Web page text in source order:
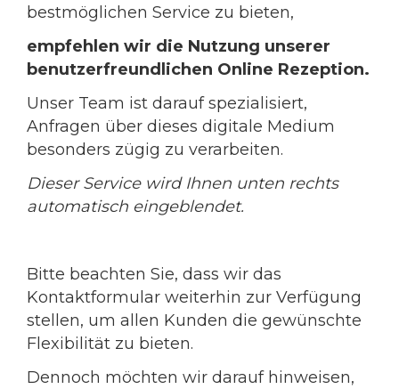
bestmöglichen Service zu bieten,
empfehlen wir die Nutzung unserer
benutzerfreundlichen Online Rezeption.
Unser Team ist darauf spezialisiert,
Anfragen über dieses digitale Medium
besonders zügig zu verarbeiten.
Dieser Service wird Ihnen unten rechts
automatisch eingeblendet.
Bitte beachten Sie, dass wir das
Kontaktformular weiterhin zur Verfügung
stellen, um allen Kunden die gewünschte
Flexibilität zu bieten.
Dennoch möchten wir darauf hinweisen,